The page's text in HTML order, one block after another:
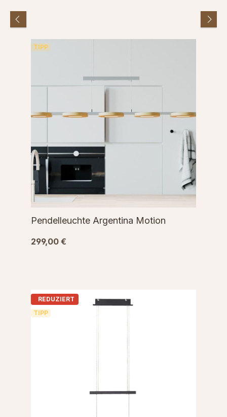
TIPP
Pendelleuchte Argentina Motion
299,00 €
REDUZIERT
TIPP